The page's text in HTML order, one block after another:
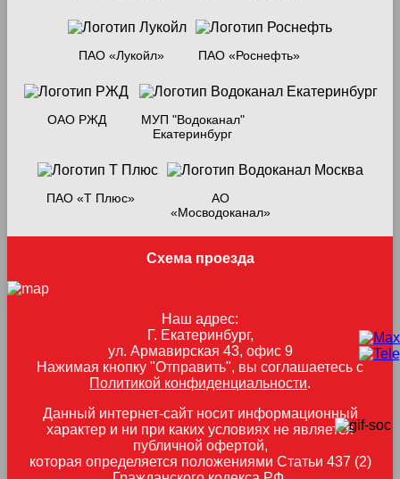
ПАО «Лукойл» ПАО «Роснефть»
ОАО РЖД
МУП "Водоканал"
Екатеринбург
ПАО «Т Плюс»
АО
«Мосводоканал»
Схема проезда
Наш адрес:
Г. Екатеринбург,
ул. Армавирская 43, офис 9
Нажимая кнопку "Отправить", вы соглашаетесь с
Политикой конфиденциальности.
Данный интернет-сайт носит информационный
характер и ни при каких условиях не является
публичной офертой,
которая определяется положениями Статьи 437 (2)